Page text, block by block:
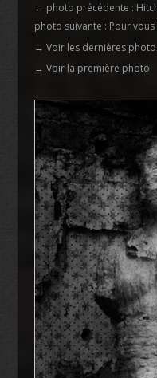
← photo précédente :
photo suivante : Pour
→ Voir les dernières
→ Voir la première photo